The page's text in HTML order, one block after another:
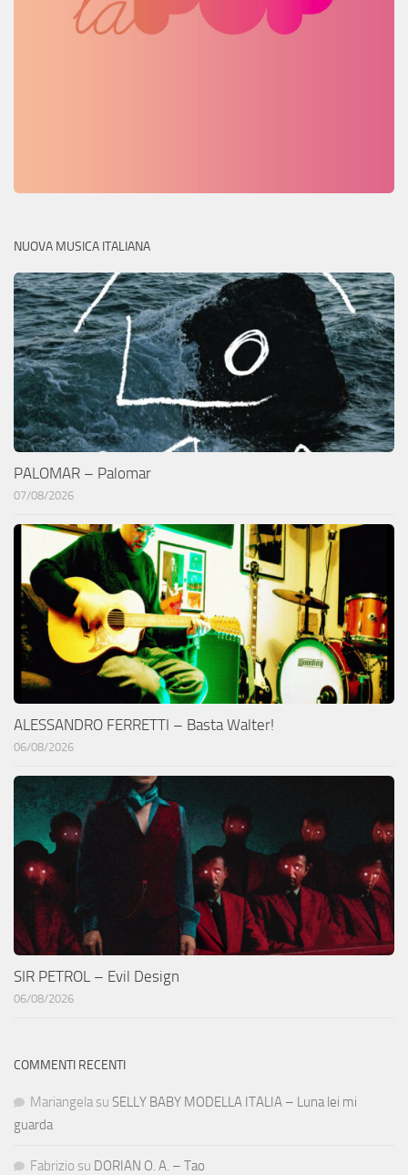
NUOVA MUSICA ITALIANA
PALOMAR – Palomar
07/08/2026
ALESSANDRO FERRETTI – Basta Walter!
06/08/2026
SIR PETROL – Evil Design
06/08/2026
COMMENTI RECENTI
Mariangela su SELLY BABY MODELLA ITALIA – Luna lei mi
guarda
Fabrizio su DORIAN O. A. – Tao